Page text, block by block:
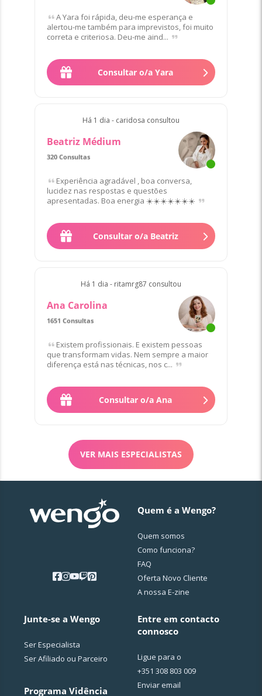
A Yara foi rápida, deu-me esperança e
alertou-me também para imprevistos, foi muito
correta e criteriosa. Deu-me aind...
Consultar o/a Yara
Há 1 dia - caridosa consultou
Beatriz Médium
320 Consultas
Experiência agradável , boa conversa,
lucidez nas respostas e questões
apresentadas. Boa energia ☀️☀️☀️☀️☀️☀️☀️
Consultar o/a Beatriz
Há 1 dia - ritamrg87 consultou
Ana Carolina
1651 Consultas
Existem profissionais. E existem pessoas
que transformam vidas. Nem sempre a maior
diferença está nas técnicas, nos c...
Consultar o/a Ana
VER MAIS ESPECIALISTAS
Quem é a Wengo?
Quem somos
Como funciona?
FAQ
Oferta Novo Cliente
A nossa E-zine
Junte-se a Wengo
Ser Especialista
Ser Afiliado ou Parceiro
Programa Vidência
Entre em contacto
connosco
Ligue para o
+351 308 803 009
Enviar email